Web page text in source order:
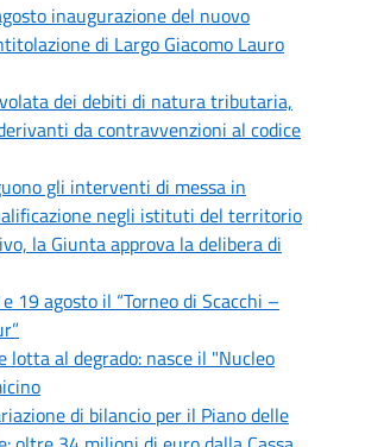
inaugurazione del nuovo
di Largo Giacomo Lauro
dei debiti di natura tributaria,
da contravvenzioni al codice
gli interventi di messa in
negli istituti del territorio
la Giunta approva la delibera di
19 agosto il “Torneo di Scacchi –
lotta al degrado: nasce il "Nucleo
di bilancio per il Piano delle